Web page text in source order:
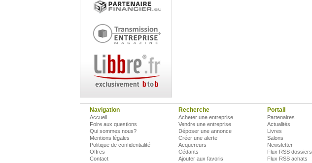
Navigation
Accueil
Foire aux questions
Qui sommes nous?
Mentions légales
Politique de confidentialité
Offres
Contact
Recherche
Acheter une entreprise
Vendre une entreprise
Déposer une annonce
Créer une alerte
Acquereurs
Cédants
Ajouter aux favoris
Portail
Partenaires
Actualités
Livres
Salons
Newsletter
Flux RSS dossiers
Flux RSS achats